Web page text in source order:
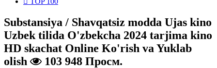
Substansiya / Shavqatsiz modda Ujas kino
Uzbek tilida O'zbekcha 2024 tarjima kino
HD skachat Online Ko'rish va Yuklab
olish
103 948 Просм.